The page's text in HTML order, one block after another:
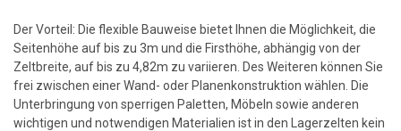
Der Vorteil: Die flexible Bauweise bietet Ihnen die Möglichkeit, die
Seitenhöhe auf bis zu 3m und die Firsthöhe, abhängig von der
Zeltbreite, auf bis zu 4,82m zu variieren. Des Weiteren können Sie
frei zwischen einer Wand- oder Planenkonstruktion wählen. Die
Unterbringung von sperrigen Paletten, Möbeln sowie anderen
wichtigen und notwendigen Materialien ist in den Lagerzelten kein